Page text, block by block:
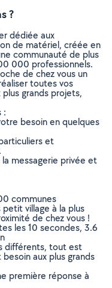
?
dédiée aux
de matériel, créée en
communauté de plus
000 professionnels.
de chez vous un
toutes vos
grands projets,
:
besoin en quelques
et
messagerie privée et
communes
village à la plus
de chez vous !
les 10 secondes, 3.6
différents, tout est
aux plus grands
première réponse à